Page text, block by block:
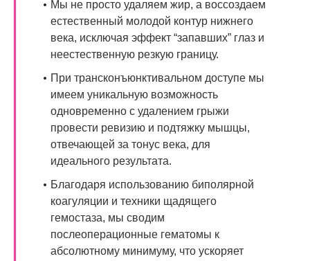
Мы не просто удаляем жир, а воссоздаем
естественный молодой контур нижнего
века, исключая эффект “запавших” глаз и
неестественную резкую границу.
При трансконъюнктивальном доступе мы
имеем уникальную возможность
одновременно с удалением грыжи
провести ревизию и подтяжку мышцы,
отвечающей за тонус века, для
идеального результата.
Благодаря использованию биполярной
коагуляции и техники щадящего
гемостаза, мы сводим
послеоперационные гематомы к
абсолютному минимуму, что ускоряет